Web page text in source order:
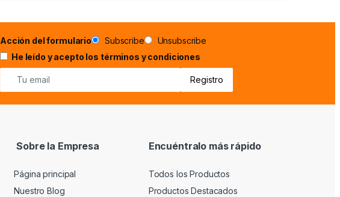
Acción del formulario Subscribe
Unsubscribe
He leído y acepto los términos y condiciones
Sobre la Empresa
Página principal
Nuestro Blog
Encuéntralo más rápido
Todos los Productos
Productos Destacados